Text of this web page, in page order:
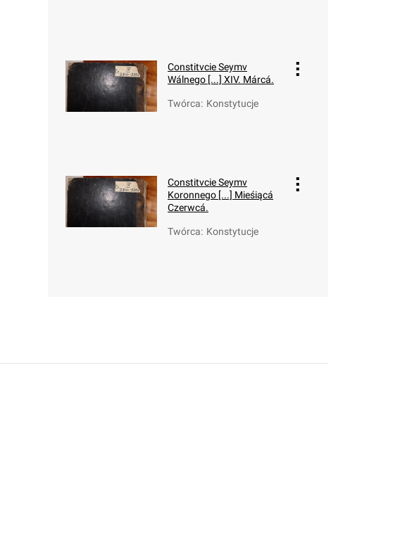
Constitvcie Seymv
Wálnego [...] XIV. Márcá.
Twórca: Konstytucje
Constitvcie Seymv
Koronnego [...] Mieśiącá
Czerwcá.
Twórca: Konstytucje